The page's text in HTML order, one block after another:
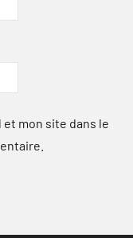
mon site dans le